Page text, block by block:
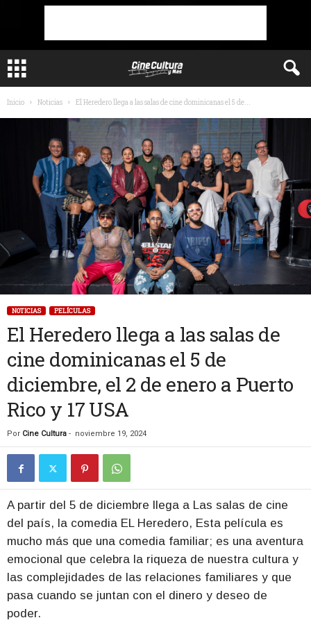
Inicio Noticias El Heredero llega a las salas de cine dominicanas el 5 de...
NOTICIAS PELÍCULAS
El Heredero llega a las salas de
cine dominicanas el 5 de
diciembre, el 2 de enero a Puerto
Rico y 17 USA
Por Cine Cultura - noviembre 19, 2024
A partir del 5 de diciembre llega a Las salas de cine
del país, la comedia EL Heredero, Esta película es
mucho más que una comedia familiar; es una aventura
emocional que celebra la riqueza de nuestra cultura y
las complejidades de las relaciones familiares y que
pasa cuando se juntan con el dinero y deseo de
poder.